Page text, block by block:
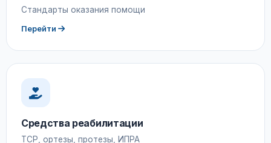
Стандарты оказания помощи
Перейти
Средства реабилитации
ТСР, ортезы, протезы, ИПРА